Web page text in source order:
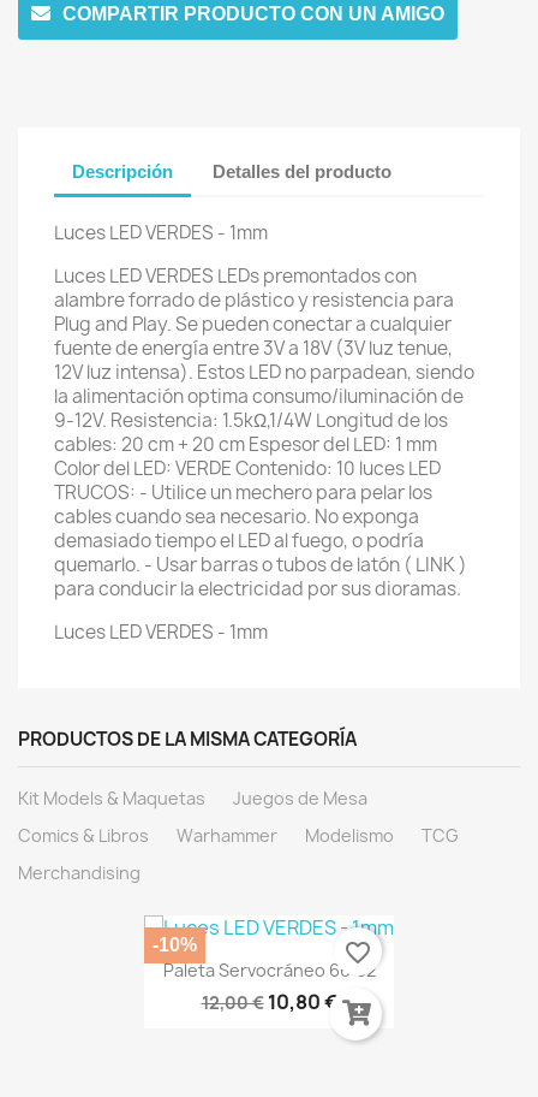
COMPARTIR PRODUCTO CON UN AMIGO
Descripción Detalles del producto
Luces LED VERDES - 1mm
Luces LED VERDES LEDs premontados con
alambre forrado de plástico y resistencia para
Plug and Play. Se pueden conectar a cualquier
fuente de energía entre 3V a 18V (3V luz tenue,
12V luz intensa). Estos LED no parpadean, siendo
la alimentación optima consumo/iluminación de
9-12V. Resistencia: 1.5kΩ,1/4W Longitud de los
cables: 20 cm + 20 cm Espesor del LED: 1 mm
Color del LED: VERDE Contenido: 10 luces LED
TRUCOS: - Utilice un mechero para pelar los
cables cuando sea necesario. No exponga
demasiado tiempo el LED al fuego, o podría
quemarlo. - Usar barras o tubos de latón ( LINK )
para conducir la electricidad por sus dioramas.
Luces LED VERDES - 1mm
PRODUCTOS DE LA MISMA CATEGORÍA
Kit Models & Maquetas
Juegos de Mesa
Comics & Libros
Warhammer Modelismo
TCG
Merchandising
Paleta Servocráneo 66-32
12,00 € 10,80 €
-10% favorite_border